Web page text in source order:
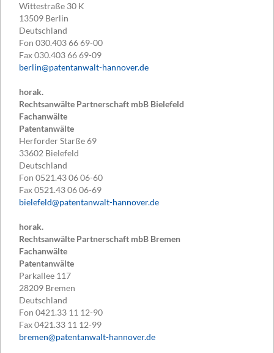
Wittestraße 30 K
13509 Berlin
Deutschland
Fon 030.403 66 69-00
Fax030.403 66 69-09
berlin@patentanwalt-hannover.de
horak.
Rechtsanwälte Partnerschaft mbB Bielefeld
Fachanwälte
Patentanwälte
Herforder Starße 69
33602 Bielefeld
Deutschland
Fon 0521.43 06 06-60
Fax0521.43 06 06-69
bielefeld@patentanwalt-hannover.de
horak.
Rechtsanwälte Partnerschaft mbB Bremen
Fachanwälte
Patentanwälte
Parkallee 117
28209 Bremen
Deutschland
Fon 0421.33 11 12-90
Fax0421.33 11 12-99
bremen@patentanwalt-hannover.de